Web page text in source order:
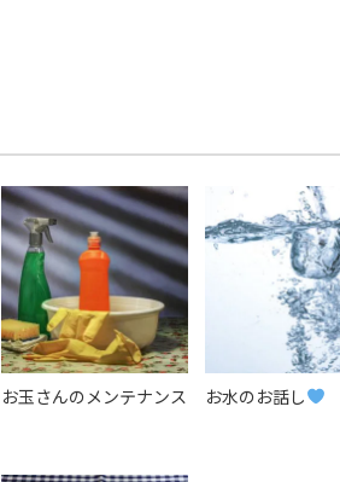
お玉さんのメンテナンス お水のお話し